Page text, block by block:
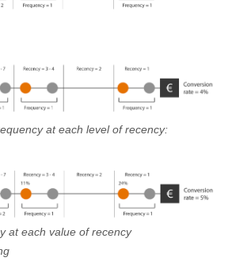
at each level of recency:
at each value of recency